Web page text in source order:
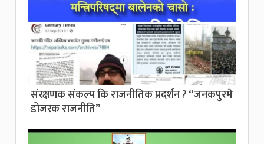
संरक्षणक संकल्प कि राजनीतिक प्रदर्शन ? “जनकपुरमे
डोजरक राजनीति”